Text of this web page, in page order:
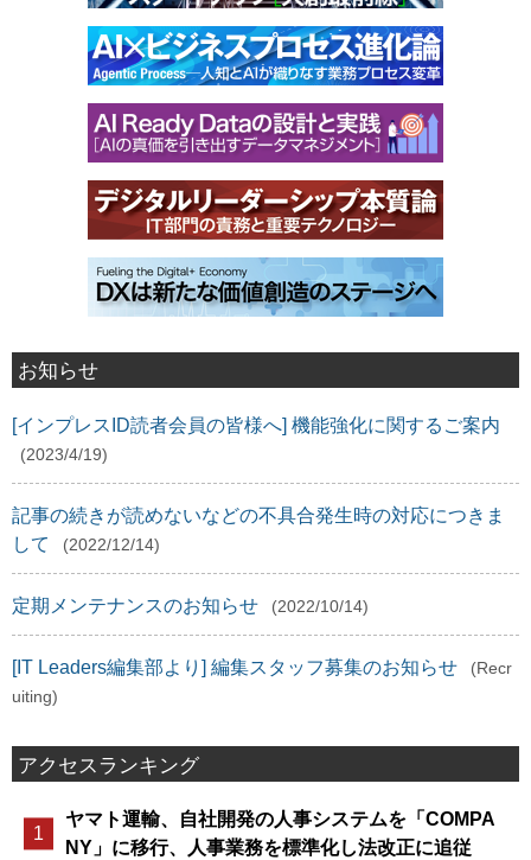
お知らせ
[インプレスID読者会員の皆様へ] 機能強化に関するご案内
(2023/4/19)
記事の続きが読めないなどの不具合発生時の対応につきま
して
(2022/12/14)
定期メンテナンスのお知らせ (2022/10/14)
[IT Leaders編集部より] 編集スタッフ募集のお知らせ
(Recr
uiting)
アクセスランキング
ヤマト運輸、自社開発の人事システムを「COMPA
NY」に移行、人事業務を標準化し法改正に追従